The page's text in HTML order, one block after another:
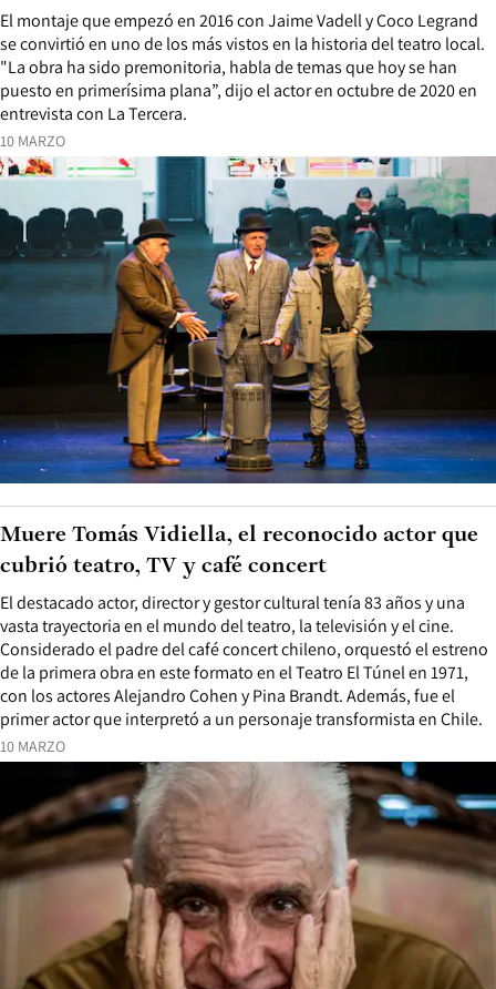
10 MARZO
El montaje que empezó en 2016 con Jaime Vadell y Coco Legrand
se convirtió en uno de los más vistos en la historia del teatro local.
"La obra ha sido premonitoria, habla de temas que hoy se han
puesto en primerísima plana”, dijo el actor en octubre de 2020 en
entrevista con La Tercera.
10 MARZO
El destacado actor, director y gestor cultural tenía 83 años y una
vasta trayectoria en el mundo del teatro, la televisión y el cine.
Considerado el padre del café concert chileno, orquestó el estreno
de la primera obra en este formato en el Teatro El Túnel en 1971,
con los actores Alejandro Cohen y Pina Brandt. Además, fue el
primer actor que interpretó a un personaje transformista en Chile.
Muere Tomás Vidiella, el reconocido actor que
cubrió teatro, TV y café concert